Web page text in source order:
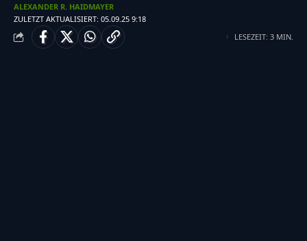
ZULETZT AKTUALISIERT: 05.09.25 9:18
ALEXANDER R. HAIDMAYER
LESEZEIT: 3 MIN.